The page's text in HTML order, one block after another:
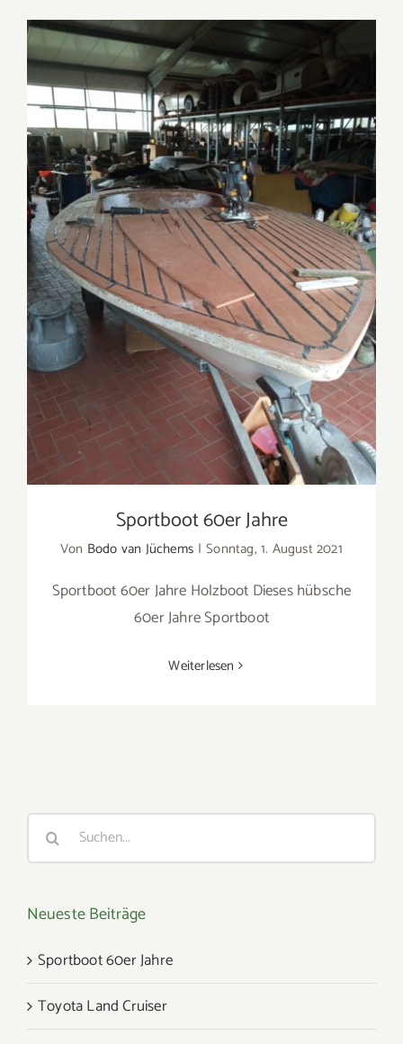
Sportboot 60er Jahre
Sportboot 60er Jahre
Von Bodo van Jüchems | Sonntag, 1. August 2021
Sportboot 60er Jahre Holzboot Dieses hübsche
60er Jahre Sportboot
Weiterlesen
nach:
Neueste Beiträge
Sportboot 60er Jahre
Toyota Land Cruiser